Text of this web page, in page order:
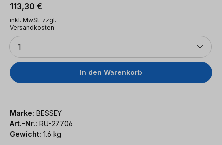
Regulärer Preis:
113,30 €
inkl. MwSt. zzgl.
Versandkosten
Anzahl
1
In den Warenkorb
Marke: BESSEY
Art.-Nr.: RU-27706
Gewicht: 1.6 kg